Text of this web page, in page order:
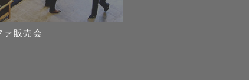
ァ販売会